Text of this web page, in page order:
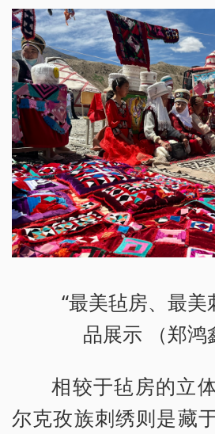
“最美毡房、最美
品展示 （郑鸿
相较于毡房的立
尔克孜族刺绣则是藏